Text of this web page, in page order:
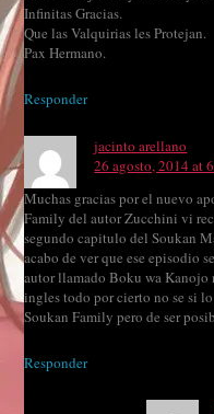
Infinitas Gracias.
Que las Valquirias les Protejan.
Pax Hermano.
Responder
jacinto arellano
26 agosto, 2014 at
Muchas gracias por el nuevo
Family del autor Zucchini vi
segundo capitulo del Soukan
acabo de ver que ese episodio
autor llamado Boku wa Kanojo
ingles todo por cierto no se si
Soukan Family pero de ser
Responder